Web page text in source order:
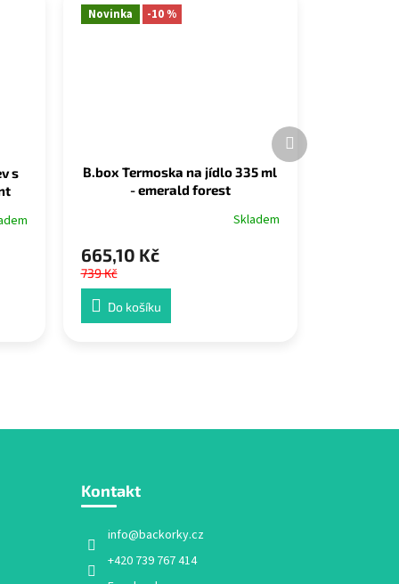
s
Novinka -10 %
B.box Termoska na jídlo 335 ml
- emerald forest
Skladem
665,10 Kč
739 Kč
Do košíku
Další
produkt
Kontakt
info@backorky.cz
+420 739 767 414